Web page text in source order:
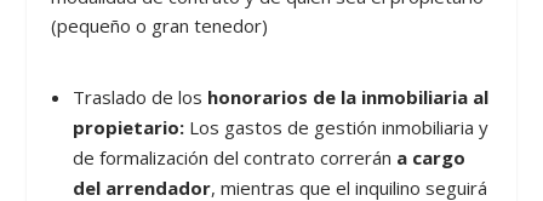
(pequeño o gran tenedor)
Traslado de los honorarios de la inmobiliaria al
propietario:Los gastos de gestión inmobiliaria y
de formalización del contrato correrán a cargo
del arrendador, mientras que el inquilino seguirá